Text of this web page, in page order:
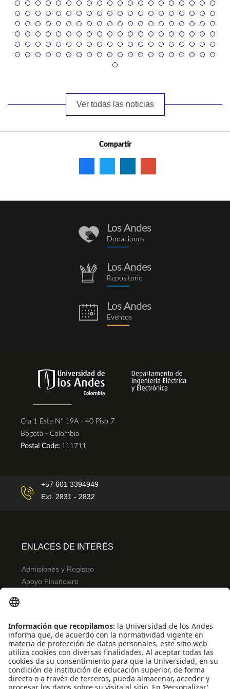
Ver todas las noticias
Compartir
donaciones_1.png
Los Andes
Donaciones
repositorio.png
Los Andes
Repositorio
eventos.png
Los Andes
Eventos
Cra 1 Este N° 19A - 40 Piso 7
Bogotá - Colombia
Postal Code: 111711
+57 601 3394949
Ext. 2831 - 2832
ENLACES DE INTERÉS
Admisiones y Registro
Apoyo Financiero
INFORMACIÓN PARA
Profesores
Administrativos